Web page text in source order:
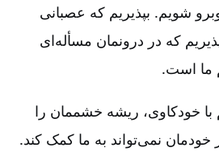
شویم‌. بپذیریم که عصبانی
که در درونمان مسأله‌ای
است‌.
با خودکاوی‌، ریشه خشممان را
خودمان نمی‌تواند به ما کمک کند.